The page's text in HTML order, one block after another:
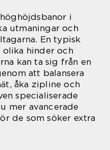
i
utmaningar och
En typisk
olika hinder och
kan ta sig från en
att balansera
åka zipline och
specialiserade
mer avancerade
de som söker extra